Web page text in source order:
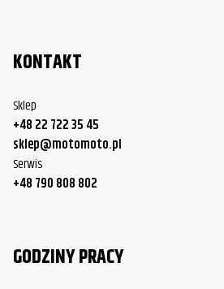
KONTAKT
Sklep
+48 22 722 35 45
sklep@motomoto.pl
Serwis
+48 790 808 802
GODZINY PRACY